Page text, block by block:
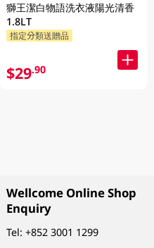
獅王潔白物語洗衣液陽光清香
1.8LT
指定分類送贈品
$29.90
Wellcome Online Shop
Enquiry
Tel:+852 3001 1299